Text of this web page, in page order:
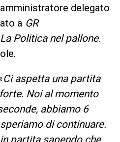
delegato
a GR
La Politica nel pallone.
Ci aspetta una partita
Noi al momento
abbiamo 6
di continuare.
partita sapendo che